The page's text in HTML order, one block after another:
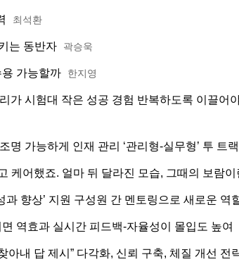
최석환
는 동반자 곽승욱
가능할까 한지영
가 시험대 작은 성공 경험 반복하도록 이끌어
명 가능하게 인재 관리 ‘관리형-실무형’ 투 트
케어했죠. 얼마 뒤 달라진 모습, 그때의 보람
과 향상’ 지원 구성원 간 멘토링으로 새로운 역
역효과 실시간 피드백-자율성이 몰입도 높여
아내 답 제시” 다각화, 신뢰 구축, 체질 개선 전